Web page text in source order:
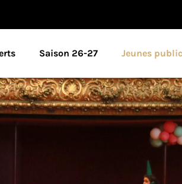
Saison 26-27 Jeunes